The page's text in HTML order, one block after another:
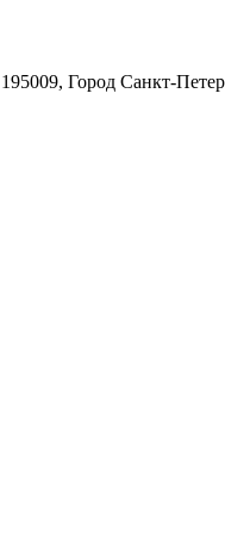
Город Санкт-